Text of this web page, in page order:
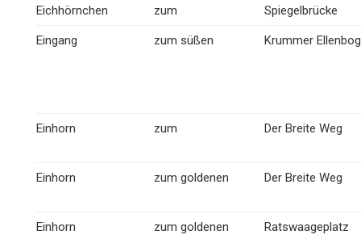
Eichhörnchen zum Spiegelbrücke
Eingang zum süßen Krummer
Einhorn zum Der Breite Weg
Einhorn zum goldenen Der Breite Weg
Einhorn zum goldenen Ratswaageplatz